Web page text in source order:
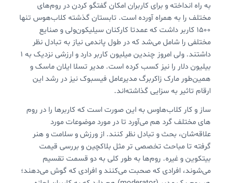
به راه انداخته و برای کاربران امکان گفتگو کردن در روم‌های
مختلف را به همراه آورده است. تابستان گذشته کلاب‌هوس تنها
۱۵۰۰ کاربر داشت که عمدتا کارکنان سیلیکون‌ولی و صنایع
مختلفی را شامل می‌شد که در طول پاندمی نیاز به تبادل نظر
داشتند. ولی امروز چندین میلیون کاربر دارد و ارزشی نزدیک به ۱
بیلیون دلار را نیز کسب کرده است. مدیر تسلا ایلان ماسک و
همین‌طور مارک زاکربرگ مدیرعامل فیسبوک نیز در رشد این
ارقام تاثیر به سزایی گذاشته‌اند.
ساز و کار کلاب‌هاوس به این صورت است که کاربرها را در روم
های مختلف گرد هم می‌آورد تا در مورد موضوعات مورد
علاقه‌شان، بحث و تبادل نظر کنند. از ورزش و سلامت و هنر
گرفته تا مباحث تخصصی تر مثل بلاکچین و بررسی قیمت
بیتکوین و غیره. روم‌ها به طور کلی به دو قسمت تقسیم
می‌شوند، افرادی که صحبت می‌کنند و افرادی که گوش می‌دهند؛